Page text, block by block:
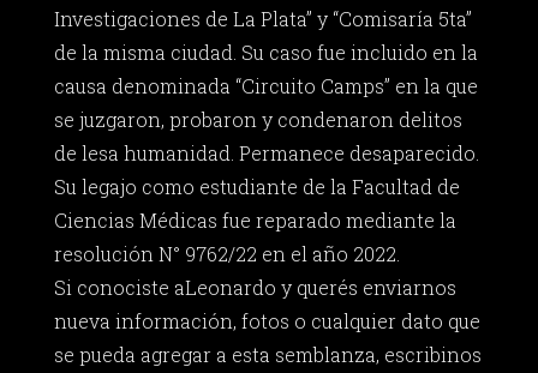
Investigaciones de La Plata” y “Comisaría 5ta”
de la misma ciudad. Su caso fue incluido en la
causa denominada “Circuito Camps” en la que
se juzgaron, probaron y condenaron delitos
de lesa humanidad. Permanece desaparecido.
Su legajo como estudiante de la Facultad de
Ciencias Médicas fue reparado mediante la
resolución N° 9762/22 en el año 2022.
Si conociste aLeonardo y querés enviarnos
nueva información, fotos o cualquier dato que
se pueda agregar a esta semblanza, escribinos